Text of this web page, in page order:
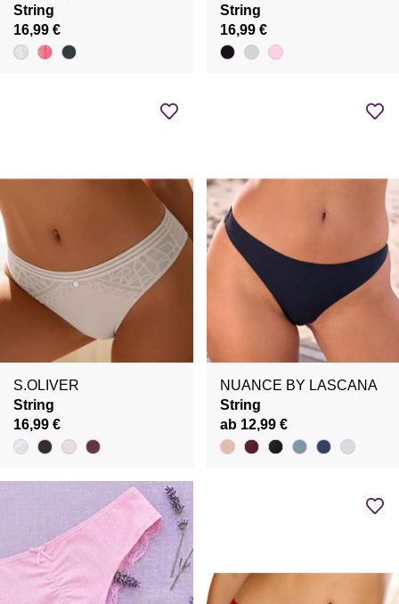
String
16,99 €
String
16,99 €
S.OLIVER
String
16,99 €
NUANCE BY LASCANA
String
ab 12,99 €